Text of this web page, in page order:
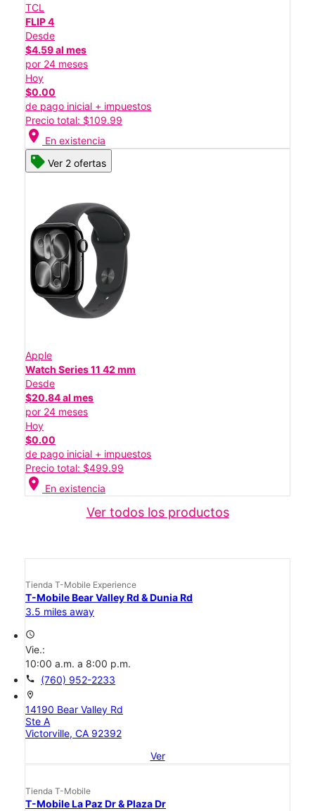
TCL
FLIP 4
Desde
$4.59 al mes
por 24 meses
Hoy
$0.00
de pago inicial + impuestos
Precio total: $109.99
location_on En existencia
Ver 2 ofertas
Apple
Watch Series 11 42 mm
Desde
$20.84 al mes
por 24 meses
Hoy
$0.00
de pago inicial + impuestos
Precio total: $499.99
location_on En existencia
Ver todos los productos
Tienda T-Mobile Experience
T-Mobile Bear Valley Rd & Dunia Rd
3.5 miles away
access_time
Vie.:
10:00 a.m. a 8:00 p.m.
call (760) 952-2233
location_on
14190 Bear Valley Rd
Ste A
Victorville, CA 92392
Ver
Tienda T-Mobile
T-Mobile La Paz Dr & Plaza Dr